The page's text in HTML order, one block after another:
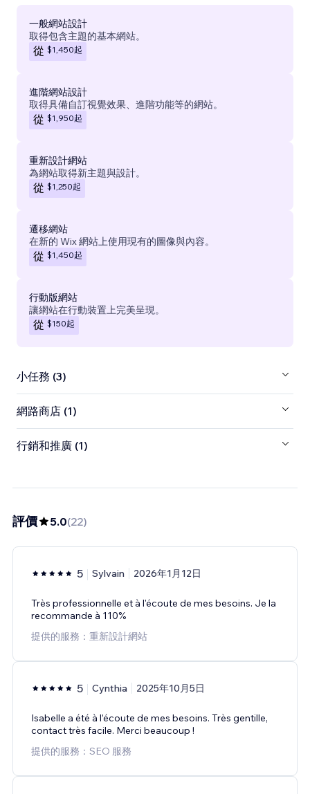
一般網站設計
取得包含主題的基本網站。
從 $1,450起
進階網站設計
取得具備自訂視覺效果、進階功能等的網站。
從 $1,950起
重新設計網站
為網站取得新主題與設計。
從 $1,250起
遷移網站
在新的 Wix 網站上使用現有的圖像與內容。
從 $1,450起
行動版網站
讓網站在行動裝置上完美呈現。
從 $150起
小任務 (3)
網路商店 (1)
行銷和推廣 (1)
評價 5.0(22)
5 Sylvain 2026年1月12日
Très professionnelle et à l'écoute de mes besoins. Je la
recommande à 110%
提供的服務：重新設計網站
5 Cynthia 2025年10月5日
Isabelle a été à l’écoute de mes besoins. Très gentille,
contact très facile. Merci beaucoup !
提供的服務：SEO 服務